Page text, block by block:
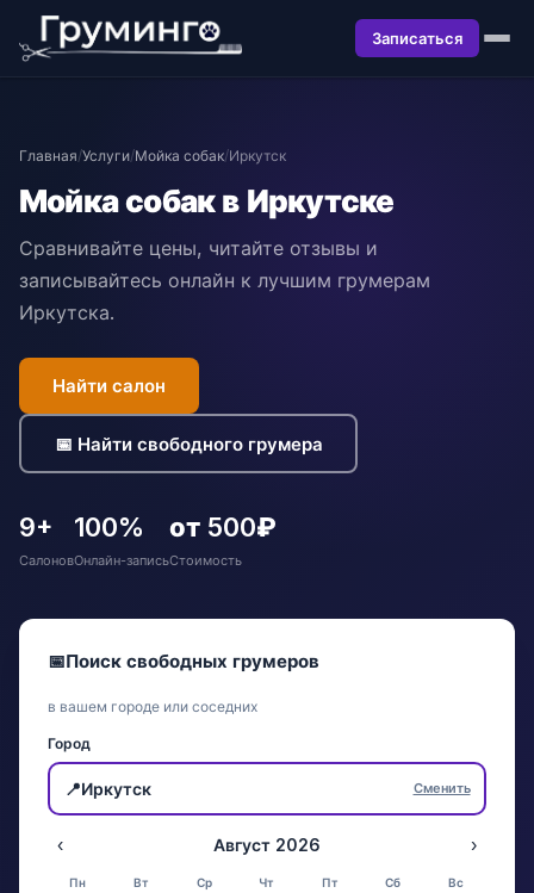
Записаться
Главная/Услуги/Мойка собак/Иркутск
Мойка собак в Иркутске
Сравнивайте цены, читайте отзывы и
записывайтесь онлайн к лучшим грумерам
Иркутска.
Найти салон
📅 Найти свободного грумера
9+
Салонов
100%
Онлайн-запись
от 500₽
Стоимость
📅Поиск свободных грумеров
в вашем городе или соседних
Город
📍Иркутск Сменить
‹ Август 2026 ›
Пн Вт Ср Чт Пт Сб Вс